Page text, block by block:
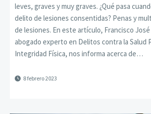
leves, graves y muy graves. ¿Qué pasa
delito de lesiones consentidas? Penas y
de lesiones. En este artículo, Francisco
abogado experto en Delitos contra la Salud
Integridad Física, nos informa acerca de…
8 febrero 2023